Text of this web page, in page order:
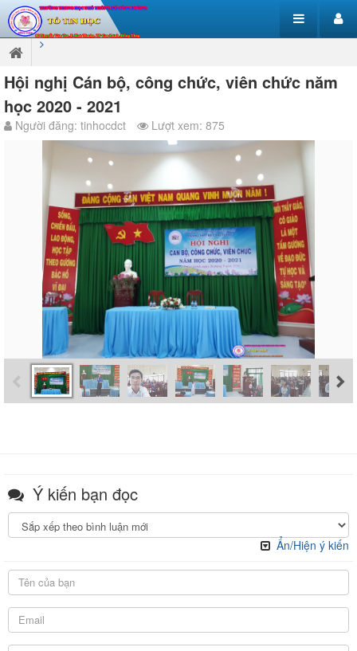
Hội nghị Cán bộ, công chức, viên chức năm
học 2020 - 2021
Người đăng: tinhocdct Lượt xem: 875
Ý kiến bạn đọc
Ẩn/Hiện ý kiến